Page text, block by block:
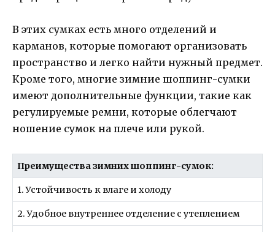
В этих сумках есть много отделений и
карманов, которые помогают организовать
пространство и легко найти нужный предмет.
Кроме того, многие зимние шоппинг-сумки
имеют дополнительные функции, такие как
регулируемые ремни, которые облегчают
ношение сумок на плече или рукой.
Преимущества зимних шоппинг-сумок:
1. Устойчивость к влаге и холоду
2. Удобное внутреннее отделение с утеплением